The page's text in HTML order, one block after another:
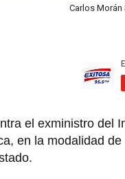
Carlos Morán
el exministro del
en la modalidad de